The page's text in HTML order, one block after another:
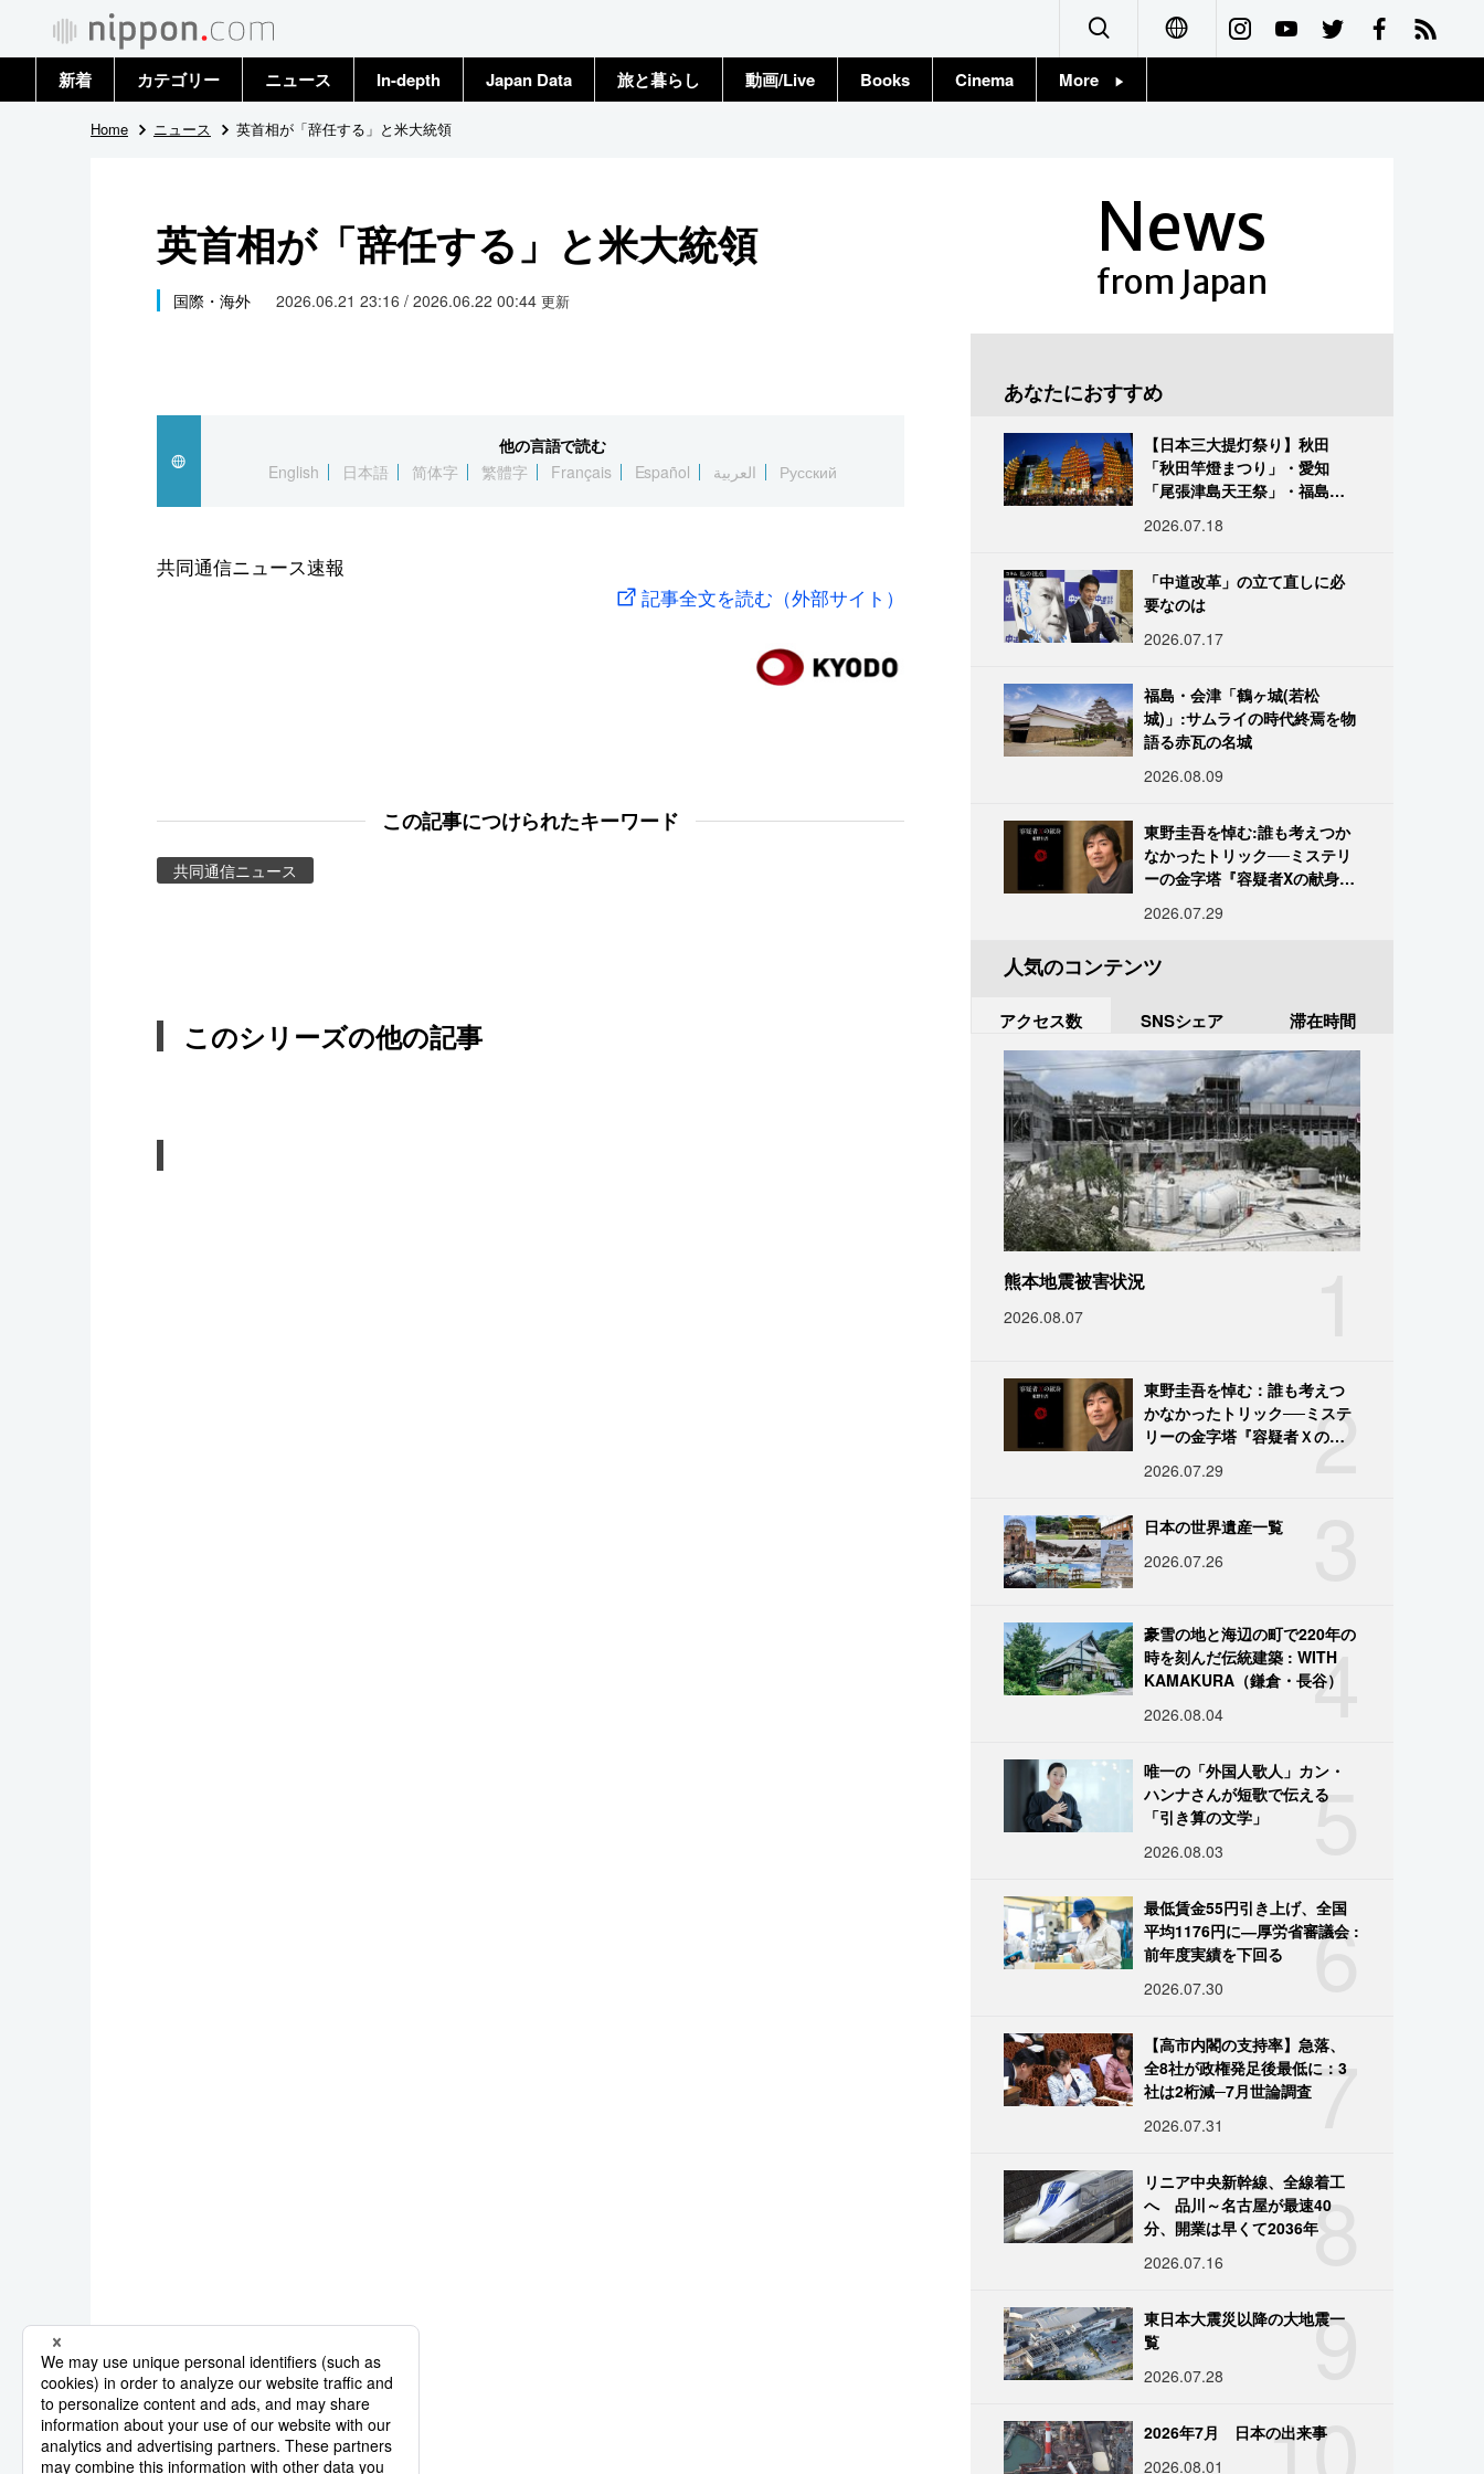
Français
新着 カテゴリー
政治・外交
国際
科学・技術
暮らし
ニュース
トップ
In-depth Japan Data 旅と暮らし 動画/Live Books Cinema More
Home ニュース 英首相が「辞任する」と米大統領
英首相が「辞任する」と米大統領
国際・海外 2026.06.21 23:16 / 2026.06.22 00:44 更新
他の言語で読む
English
日本語 简体字 繁體字 Français Español العربية Русский
共同通信ニュース速報
記事全文を読む（外部サイト）
この記事につけられたキーワード
共同通信ニュース
このシリーズの他の記事
News
from Japan
あなたにおすすめ
【日本三大提灯祭り】秋田
「秋田竿燈まつり」・愛知
「尾張津島天王祭」・福島
だしい灯火が夜空を照らす光
2026.07.18
「中道改革」の立て直しに必
要なのは
2026.07.17
福島・会津「鶴ヶ城(若松
城)」:サムライの時代終焉を物
語る赤瓦の名城
2026.08.09
東野圭吾を悼む:誰も考えつか
なかったトリック──ミステリ
ーの金字塔『容疑者Xの献身』
2026.07.29
人気のコンテンツ
アクセス数 SNSシェア 滞在時間
熊本地震被害状況
2026.08.07
2
東野圭吾を悼む：誰も考えつ
かなかったトリック──ミステ
リーの金字塔『容疑者Ｘの献
2026.07.29
日本の世界遺産一覧
2026.07.26
4
豪雪の地と海辺の町で220年の
時を刻んだ伝統建築 : WITH
KAMAKURA（鎌倉・長谷）
2026.08.04
5
唯一の「外国人歌人」カン・
ハンナさんが短歌で伝える
「引き算の文学」
2026.08.03
6
最低賃金55円引き上げ、全国
平均1176円に―厚労省審議会 :
前年度実績を下回る
2026.07.30
7
【高市内閣の支持率】急落、
全8社が政権発足後最低に：3
社は2桁減─7月世論調査
2026.07.31
8
リニア中央新幹線、全線着工
へ 品川～名古屋が最速40
分、開業は早くて2036年
2026.07.16
9
東日本大震災以降の大地震一
覧
2026.07.28
10
2026年7月 日本の出来事
2026.08.01